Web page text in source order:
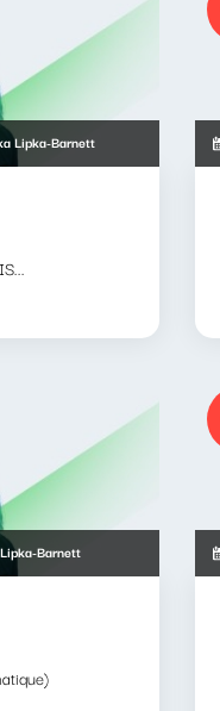
Lipka-Barnett
Barnett